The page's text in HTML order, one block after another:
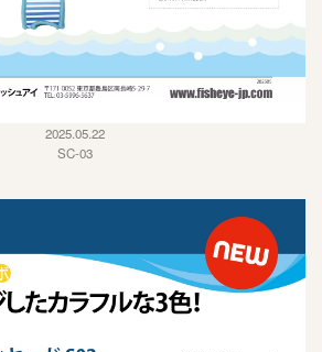
2025.05.22
SC-03